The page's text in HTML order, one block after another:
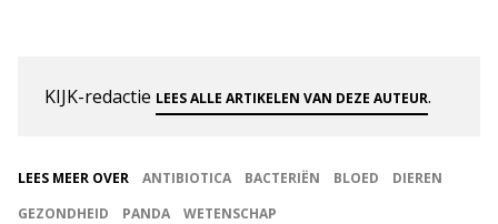
KIJK-redactie LEES ALLE ARTIKELEN VAN DEZE AUTEUR.
LEES MEER OVER ANTIBIOTICA BACTERIËN BLOED
DIEREN
GEZONDHEID
PANDA WETENSCHAP